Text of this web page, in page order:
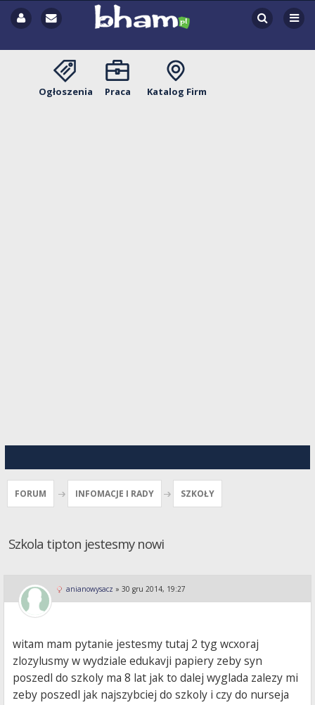
Ogłoszenia Praca Katalog Firm
FORUM INFOMACJE I RADY SZKOŁY
Szkola tipton jestesmy nowi
anianowysacz » 30 gru 2014, 19:27
witam mam pytanie jestesmy tutaj 2 tyg wcxoraj
zlozylusmy w wydziale edukavji papiery zeby syn
poszedl do szkoly ma 8 lat jak to dalej wyglada zalezy mi
zeby poszedl jak najszybciej do szkoly i czy do nurseja